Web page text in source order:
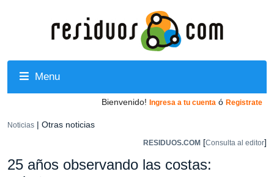
Menu
Bienvenido! Ingresa a tu cuenta ó Registrate
Noticias | Otras noticias
RESIDUOS.COM [Consulta al editor]
25 años observando las costas: